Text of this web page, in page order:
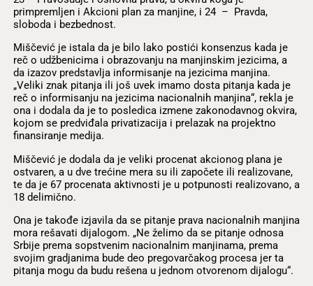
primpremljen i Akcioni plan za manjine, i 24 – Pravda,
sloboda i bezbednost.
Miščević je istala da je bilo lako postići konsenzus kada je
reč o udžbenicima i obrazovanju na manjinskim jezicima, a
da izazov predstavlja informisanje na jezicima manjina.
„Veliki znak pitanja ili još uvek imamo dosta pitanja kada je
reč o informisanju na jezicima nacionalnih manjina“, rekla je
ona i dodala da je to posledica izmene zakonodavnog okvira,
kojom se predviđala privatizacija i prelazak na projektno
finansiranje medija.
Miščević je dodala da je veliki procenat akcionog plana je
ostvaren, a u dve trećine mera su ili započete ili realizovane,
te da je 67 procenata aktivnosti je u potpunosti realizovano, a
18 delimično.
Ona je takođe izjavila da se pitanje prava nacionalnih manjina
mora rešavati dijalogom. „Ne želimo da se pitanje odnosa
Srbije prema sopstvenim nacionalnim manjinama, prema
svojim gradjanima bude deo pregovarčakog procesa jer ta
pitanja mogu da budu rešena u jednom otvorenom dijalogu“.